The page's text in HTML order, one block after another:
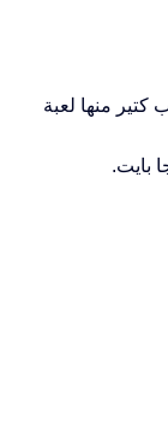
كتير منها لعبة